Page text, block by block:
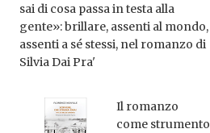
sai di cosa passa in testa alla
gente»: brillare, assenti al mondo,
assenti a sé stessi, nel romanzo di
Silvia Dai Pra'
Il romanzo
come strumento